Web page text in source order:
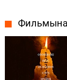
Фильмы